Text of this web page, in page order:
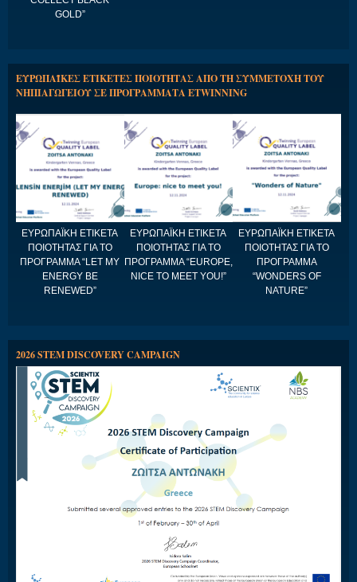
GOLD”
ΕΥΡΩΠΑΪΚΕΣ ΕΤΙΚΕΤΕΣ ΠΟΙΟΤΗΤΑΣ ΑΠΟ ΤΗ ΣΥΜΜΕΤΟΧΗ ΤΟΥ
ΝΗΠΙΑΓΩΓΕΙΟΥ ΣΕ ΠΡΟΓΡΑΜΜΑΤΑ ETWINNING
ΕΥΡΩΠΑΪΚΗ ΕΤΙΚΕΤΑ
ΠΟΙΟΤΗΤΑΣ ΓΙΑ ΤΟ
ΠΡΟΓΡΑΜΜΑ “LET MY
ENERGY BE
RENEWED”
ΕΥΡΩΠΑΪΚΗ ΕΤΙΚΕΤΑ
ΠΟΙΟΤΗΤΑΣ ΓΙΑ ΤΟ
ΠΡΟΓΡΑΜΜΑ “EUROPE,
NICE TO MEET YOU!”
ΕΥΡΩΠΑΪΚΗ ΕΤΙΚΕΤΑ
ΠΟΙΟΤΗΤΑΣ ΓΙΑ ΤΟ
ΠΡΟΓΡΑΜΜΑ
“WONDERS OF
NATURE”
2026 STEM DISCOVERY CAMPAIGN